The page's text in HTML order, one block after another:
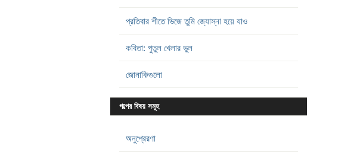
প্রতিবার শীতে ভিজে তুমি জ্যোস্না হয়ে যাও
কবিতা: পুতুল খেলার ভুল
জোনাকিগুলো
গল্পের বিষয় সমূহ
অনুপ্রেরণা